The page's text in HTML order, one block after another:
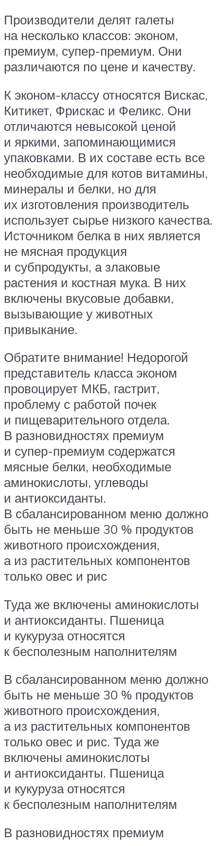
Производители делят галеты
на несколько классов: эконом,
премиум, супер-премиум. Они
различаются по цене и качеству.
К эконом-классу относятся Вискас,
Китикет, Фрискас и Феликс. Они
отличаются невысокой ценой
и яркими, запоминающимися
упаковками. В их составе есть все
необходимые для котов витамины,
минералы и белки, но для
их изготовления производитель
использует сырье низкого качества.
Источником белка в них является
не мясная продукция
и субпродукты, а злаковые
растения и костная мука. В них
включены вкусовые добавки,
вызывающие у животных
привыкание.
Обратите внимание! Недорогой
представитель класса эконом
провоцирует МКБ, гастрит,
проблему с работой почек
и пищеварительного отдела.
В разновидностях премиум
и супер-премиум содержатся
мясные белки, необходимые
аминокислоты, углеводы
и антиоксиданты.
В сбалансированном меню должно
быть не меньше 30 % продуктов
животного происхождения,
а из растительных компонентов
только овес и рис
Туда же включены аминокислоты
и антиоксиданты. Пшеница
и кукуруза относятся
к бесполезным наполнителям
В сбалансированном меню должно
быть не меньше 30 % продуктов
животного происхождения,
а из растительных компонентов
только овес и рис. Туда же
включены аминокислоты
и антиоксиданты. Пшеница
и кукуруза относятся
к бесполезным наполнителям
В разновидностях премиум